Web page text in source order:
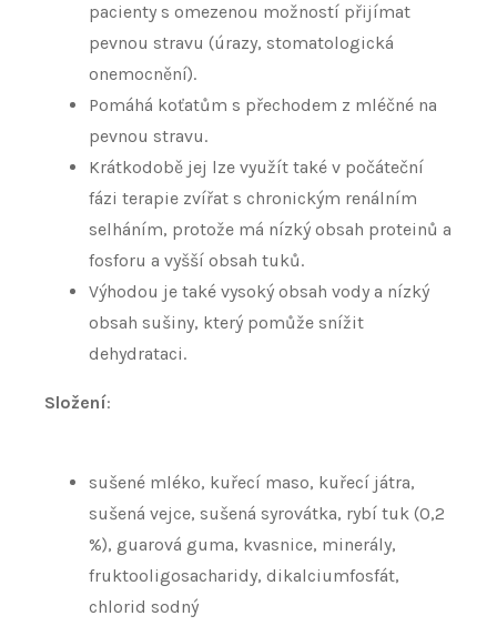
pacienty s omezenou možností přijímat
pevnou stravu (úrazy, stomatologická
onemocnění).
Pomáhá koťatům s přechodem z mléčné na
pevnou stravu.
Krátkodobě jej lze využít také v počáteční
fázi terapie zvířat s chronickým renálním
selháním, protože má nízký obsah proteinů a
fosforu a vyšší obsah tuků.
Výhodou je také vysoký obsah vody a nízký
obsah sušiny, který pomůže snížit
dehydrataci.
Složení:
sušené mléko, kuřecí maso, kuřecí játra,
sušená vejce, sušená syrovátka, rybí tuk (0,2
%), guarová guma, kvasnice, minerály,
fruktooligosacharidy, dikalciumfosfát,
chlorid sodný